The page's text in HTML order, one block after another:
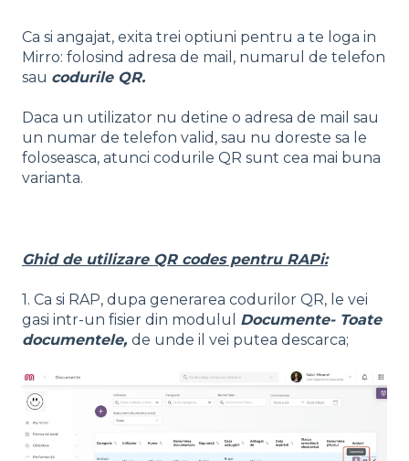
Ca si angajat, exita trei optiuni pentru a te loga in
Mirro: folosind adresa de mail, numarul de telefon
sau codurile QR.
Daca un utilizator nu detine o adresa de mail sau
un numar de telefon valid, sau nu doreste sa le
foloseasca, atunci codurile QR sunt cea mai buna
varianta.
Ghid de utilizare QR codes pentru RAPi:
1. Ca si RAP, dupa generarea codurilor QR, le vei
gasi intr-un fisier din modulul Documente- Toate
documentele, de unde il vei putea descarca;